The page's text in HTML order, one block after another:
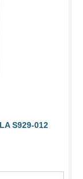
S929-012